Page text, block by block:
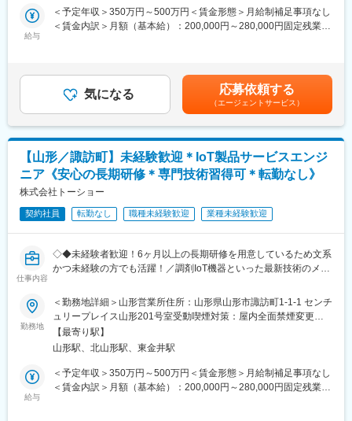
は無く店舗で予算を追っているため、チーム全体で頑張れる仕組
みとなっています。未経験から1年で店長昇格した実例も多数あ
多さ：
安定した集客＋世界最大級の中古車データベースを保有。平均し
て月間約30～40件の商談に対して、成約率は約50％！
■多様なキャリアパス：
年齢・入社歴関係なく全社員に挑戦の機会が与えられます。店舗
経営者を目指せる「ストアプロ制度」、本部へのキャリアチェン
ジなど選択肢も豊富。一人ひとりのなりたい姿、描きたいキャリ
アを実現できます。
■入社後の教育体制：
現場にて段階的なOJTを実施。
【未経験が活躍できる理由】
https://www.wantedly.com/companies/idom/post_articles/970516
・年休108日＋有休(義務日数)5日＋ライフサポート休暇7日
・平均残業時間15.24時間/月
求人となっております。IT領域へキャリアチェンジされたい方歓
迎しております！
るため、社内でのデスクワークが6割、お客様先での業務が4割ほ
どとなります。また、外部のITベンダーとの打ち合わせ等もある
ため、関係者が多いのも当職種の特徴の一つとなります。
ます。
【ポジションの魅力】
・長期間の研修を用意しているため職種未経験＆技術的な知識が
全く無い方でも立ち上りが可能となっております。
・業界トップクラスの調剤システムやIoT製品を扱っており、業務
を通して最新の技術に触れることが可能です。
・正社員登用は前提の採用です。就業態度に問題がなければ原則
登用となり、業界トップクラスシェアを誇る優良企業の正社員と
して安定就業が可能です。（登用率98%、試験ノルマなし）
【同社の魅力】
◆医療業界に貢献：
最新のIoT技術に注力しており、これまで人の手でアナログに行わ
れていた薬剤管理を、全自動で管理、調整、計測、分包まで対応
ない医療現場の安心安全や、医療従事者の負担軽減に大きく貢献
しています。
給与
＜予定年収＞350万円～500万円＜賃金形態＞月給制補足事項なし
＜賃金内訳＞月額（基本給）：200,000円～280,000円固定残業手
＞※給与詳細は、年齢・スキルを考慮し決定します。■昇給：年1
回■賞与：年2回賃金はあくまでも目安の金額であり、選考を通じ
て上下する可能性があります。月給(月額)は固定手当を含めた表記
です。
気になる 応募依頼する
（エージェントサービス）
【山形／諏訪町】未経験歓迎＊IoT製品サービスエンジ
ニア《安心の長期研修＊専門技術習得可＊転勤なし》
株式会社トーショー
契約社員 転勤なし 職種未経験歓迎 業種未経験歓迎
仕事内容
◇◆未経験者歓迎！6ヶ月以上の長期研修を用意しているため文系
かつ未経験の方でも活躍！／調剤IoT機器といった最新技術のメン
い方も歓迎！社会貢献性の高い仕事◆◇
【はじめに】
当ポジションはフィールドエンジニアと言われる、自社製品を購
入されたお客様先へ出向き、機械やシステムのメンテナンスを行
う技術職となります。
メンテナンススキルの市場価値は上昇の一途を辿っており、同社
勤務地
＜勤務地詳細＞山形営業所住所：山形県山形市諏訪町1-1-1 センチ
ュリープレイス山形201号室受動喫煙対策：屋内全面禁煙変更の
範囲：会社の定める事業所（リモートワーク含む）
【最寄り駅】
山形駅、北山形駅、東金井駅
給与
＜予定年収＞350万円～500万円＜賃金形態＞月給制補足事項なし
＜賃金内訳＞月額（基本給）：200,000円～280,000円固定残業手